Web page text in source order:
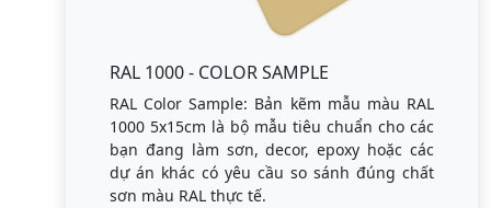
RAL 1000 - COLOR SAMPLE
RAL Color Sample: Bản kẽm mẫu màu RAL
1000 5x15cm là bộ mẫu tiêu chuẩn cho các
bạn đang làm sơn, decor, epoxy hoặc các
dự án khác có yêu cầu so sánh đúng chất
sơn màu RAL thực tế.